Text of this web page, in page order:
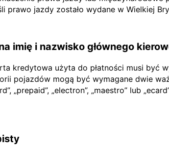
prawo jazdy zostało wydane w Wielkiej
imię i nazwisko głównego
kredytowa użyta do płatności musi być
pojazdów mogą być wymagane dwie
„prepaid”, „electron”, „maestro” lub